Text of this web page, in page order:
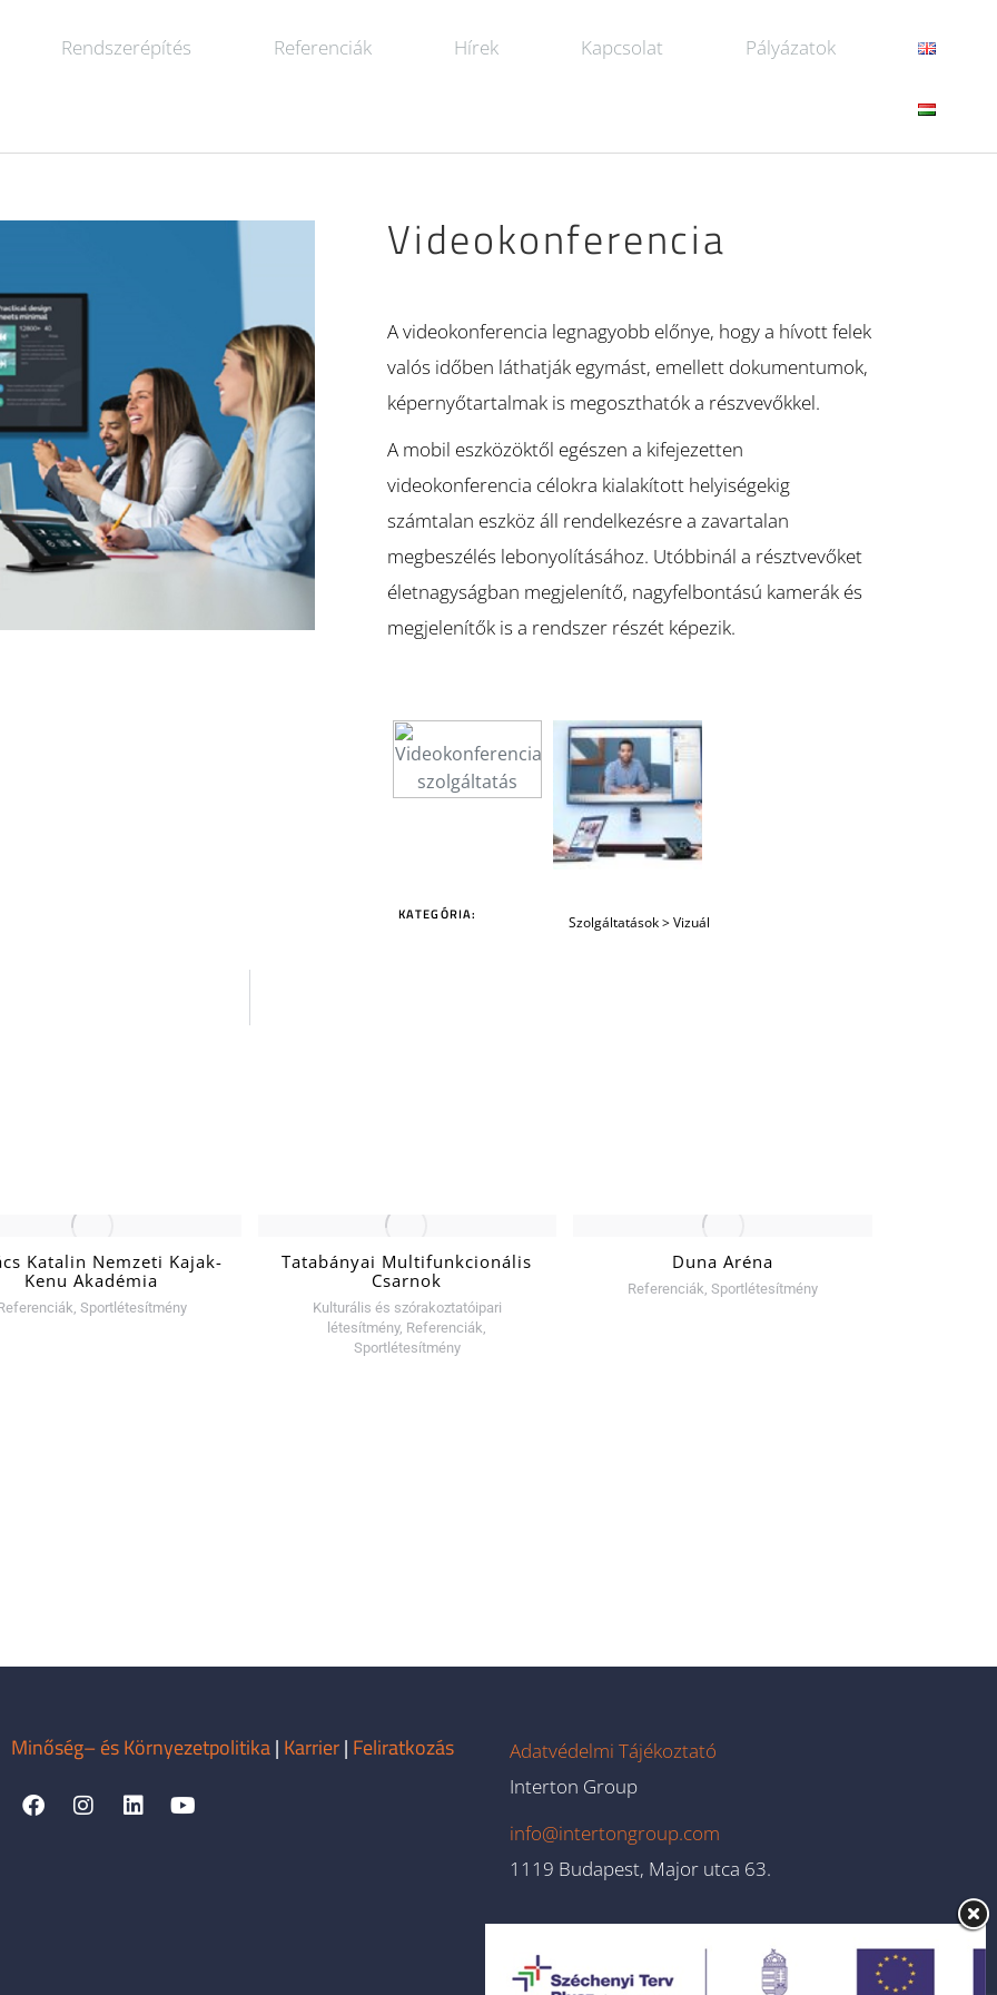
Rendszerépítés Referenciák Hírek Kapcsolat Pályázatok
Videokonferencia
A videokonferencia legnagyobb előnye, hogy a hívott felek
valós időben láthatják egymást, emellett dokumentumok,
képernyőtartalmak is megoszthatók a részvevőkkel.
A mobil eszközöktől egészen a kifejezetten
videokonferencia célokra kialakított helyiségekig
számtalan eszköz áll rendelkezésre a zavartalan
megbeszélés lebonyolításához. Utóbbinál a résztvevőket
életnagyságban megjelenítő, nagyfelbontású kamerák és
megjelenítők is a rendszer részét képezik.
KATEGÓRIA: Szolgáltatások>Vizuál
Katalin Nemzeti Kajak-
Kenu Akadémia
, Sportlétesítmény
Tatabányai Multifunkcionális
Csarnok
Kulturális és szórakoztatóipari
létesítmény, Referenciák,
Sportlétesítmény
Duna Aréna
Referenciák,Sportlétesítmény
Minőség– és Környezetpolitika| Karrier| Feliratkozás
Adatvédelmi Tájékoztató
Interton Group
info@intertongroup.com
1119 Budapest, Major utca 63.